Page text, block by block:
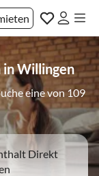
in Willingen
eine von 109
Direkt